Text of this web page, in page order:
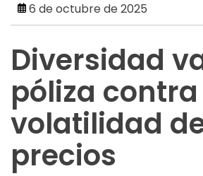
6 de octubre de 2025
Diversidad
póliza contra
volatilidad
precios